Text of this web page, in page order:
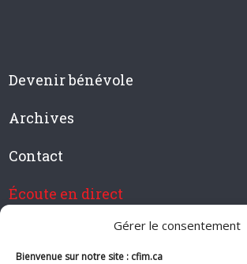
Gérer le consentement
Bienvenue sur notre site : cfim.ca
Devenir bénévole
Archives
Contact
Écoute en direct